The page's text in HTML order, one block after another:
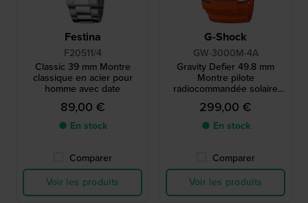
Festina
F20511/4
Classic 39 mm Montre
classique en acier pour
homme avec date
89,00 €
● En stock
Comparer
Voir les produits
G-Shock
GW-3000M-4A
Gravity Defier 49.8 mm
Montre pilote
radiocommandée solaire
orange
299,00 €
● En stock
Comparer
Voir les produits